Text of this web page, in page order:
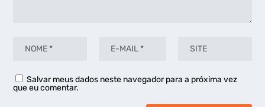
Salvar meus dados neste navegador para a próxima vez
que eu comentar.